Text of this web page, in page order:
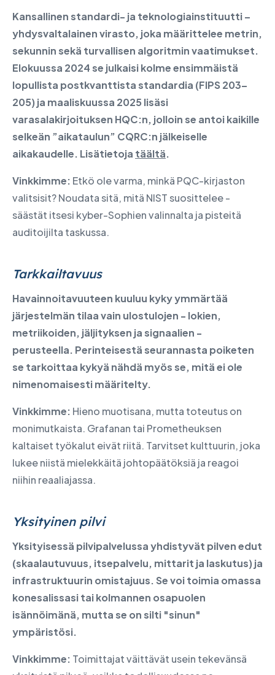
Kansallinen standardi- ja teknologiainstituutti–
yhdysvaltalainen virasto, joka määrittelee metrin,
sekunnin sekä turvallisen algoritmin vaatimukset.
Elokuussa 2024 se julkaisi kolme ensimmäistä
lopullista postkvanttista standardia (FIPS 203–
205) ja maaliskuussa 2025 lisäsi
varasalakirjoituksen HQC:n, jolloin se antoi kaikille
selkeän ”aikataulun” CQRC:n jälkeiselle
aikakaudelle. Lisätietoja täältä.
Vinkkimme: Etkö ole varma, minkä PQC-kirjaston
valitsisit? Noudata sitä, mitä NIST suosittelee -
säästät itsesi kyber-Sophien valinnalta ja pisteitä
auditoijilta taskussa.
Tarkkailtavuus
Havainnoitavuuteen kuuluu kyky ymmärtää
järjestelmän tilaa vain ulostulojen - lokien,
metriikoiden, jäljityksen ja signaalien -
perusteella. Perinteisestä seurannasta poiketen
se tarkoittaa kykyä nähdä myös se, mitä ei ole
nimenomaisesti määritelty.
Vinkkimme: Hieno muotisana, mutta toteutus on
monimutkaista. Grafanan tai Prometheuksen
kaltaiset työkalut eivät riitä. Tarvitset kulttuurin, joka
lukee niistä mielekkäitä johtopäätöksiä ja reagoi
niihin reaaliajassa.
Yksityinen pilvi
Yksityisessä pilvipalvelussa yhdistyvät pilven edut
(skaalautuvuus, itsepalvelu, mittarit ja laskutus) ja
infrastruktuurin omistajuus. Se voi toimia omassa
konesalissasi tai kolmannen osapuolen
isännöimänä, mutta se on silti "sinun"
ympäristösi.
Vinkkimme: Toimittajat väittävät usein tekevänsä